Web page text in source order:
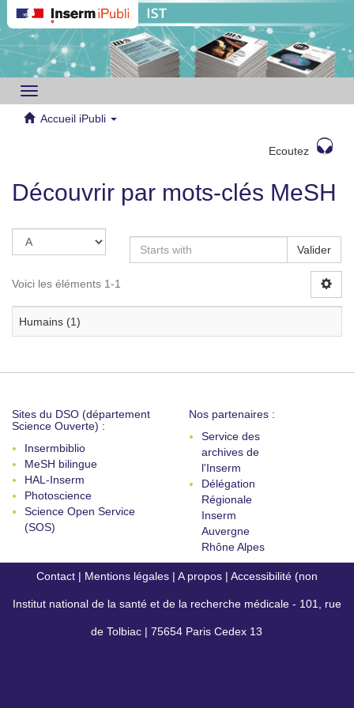
Toggle
navigation
Accueil iPubli
Ecoutez
Découvrir par mots-clés MeSH
Valider
Voici les éléments 1-1
Humains (1)
Sites du DSO (département
Science Ouverte) :
Insermbiblio
MeSH bilingue
HAL-Inserm
Photoscience
Science Open Service
(SOS)
Nos partenaires :
Service des
archives de
l'Inserm
Délégation
Régionale
Inserm
Auvergne
Rhône Alpes
Contact | Mentions légales | A propos | Accessibilité (non
conforme)
Institut national de la santé et de la recherche médicale - 101, rue
de Tolbiac | 75654 Paris Cedex 13